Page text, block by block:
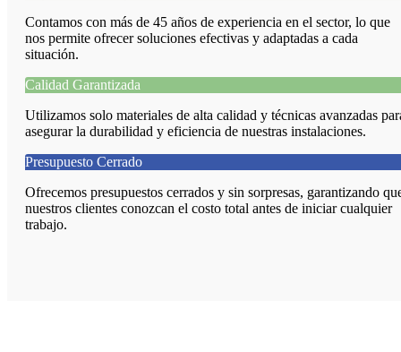
Contamos con más de 45 años de experiencia en el sector, lo que
nos permite ofrecer soluciones efectivas y adaptadas a cada
situación.
Calidad Garantizada
Utilizamos solo materiales de alta calidad y técnicas avanzadas
asegurar la durabilidad y eficiencia de nuestras instalaciones.
Presupuesto Cerrado
Ofrecemos presupuestos cerrados y sin sorpresas, garantizando
nuestros clientes conozcan el costo total antes de iniciar cualquier
trabajo.